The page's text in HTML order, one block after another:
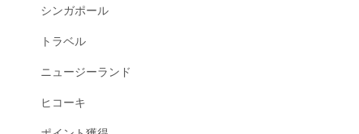
シンガポール
トラベル
ニュージーランド
ヒコーキ